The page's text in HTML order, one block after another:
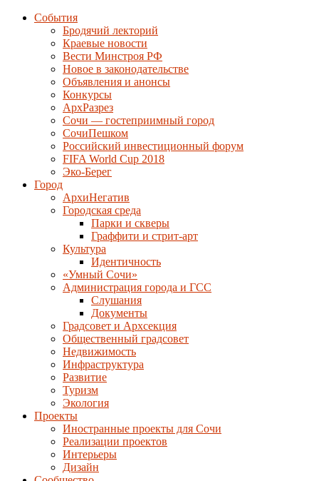
События
Бродячий лекторий
Краевые новости
Вести Минстроя РФ
Новое в законодательстве
Объявления и анонсы
Конкурсы
АрхРазрез
Сочи — гостеприимный город
СочиПешком
Российский инвестиционный форум
FIFA World Cup 2018
Эко-Берег
Город
АрхиНегатив
Городская среда
Парки и скверы
Граффити и стрит-арт
Культура
Идентичность
«Умный Сочи»
Администрация города и ГСС
Слушания
Документы
Градсовет и Архсекция
Общественный градсовет
Недвижимость
Инфраструктура
Развитие
Туризм
Экология
Проекты
Иностранные проекты для Сочи
Реализации проектов
Интерьеры
Дизайн